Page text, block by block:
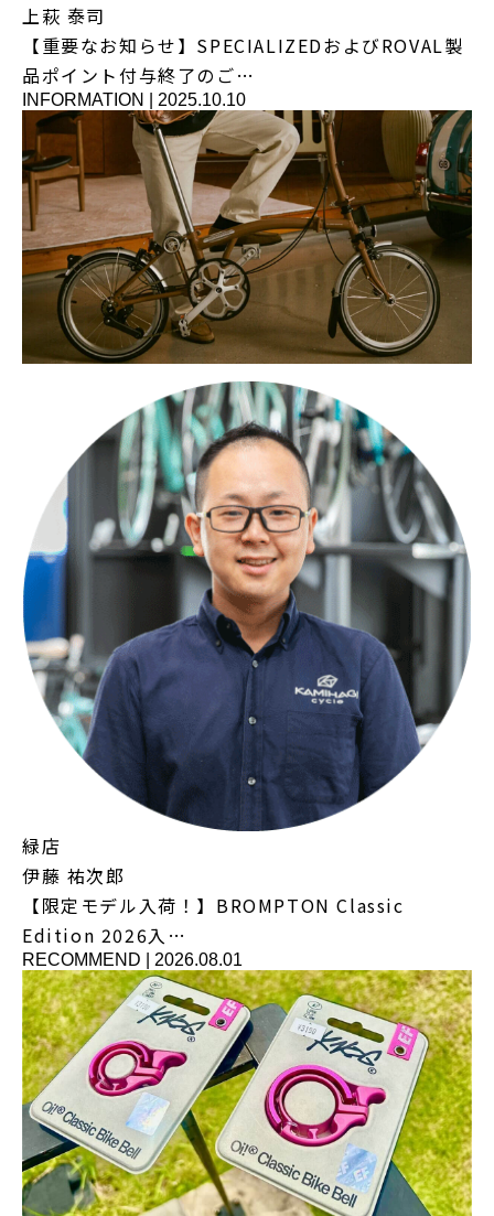
上萩 泰司
【重要なお知らせ】SPECIALIZEDおよびROVAL製
品ポイント付与終了のご…
INFORMATION 2025.10.10
緑店
伊藤 祐次郎
【限定モデル入荷！】BROMPTON Classic
Edition 2026入…
RECOMMEND 2026.08.01